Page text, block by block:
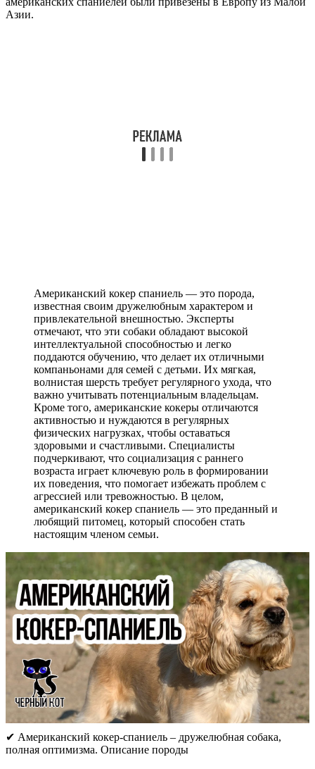
Азии.
Американский кокер спаниель — это порода,
известная своим дружелюбным характером и
привлекательной внешностью. Эксперты
отмечают, что эти собаки обладают высокой
интеллектуальной способностью и легко
поддаются обучению, что делает их отличными
компаньонами для семей с детьми. Их мягкая,
волнистая шерсть требует регулярного ухода, что
важно учитывать потенциальным владельцам.
Кроме того, американские кокеры отличаются
активностью и нуждаются в регулярных
физических нагрузках, чтобы оставаться
здоровыми и счастливыми. Специалисты
подчеркивают, что социализация с раннего
возраста играет ключевую роль в формировании
их поведения, что помогает избежать проблем с
агрессией или тревожностью. В целом,
американский кокер спаниель — это преданный и
любящий питомец, который способен стать
настоящим членом семьи.
✔ Американский кокер-спаниель – дружелюбная собака,
полная оптимизма. Описание породы